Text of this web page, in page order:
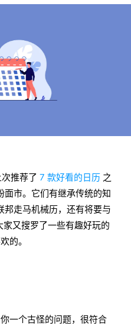
推荐了 7 款好看的日历 之
面市。它们有继承传统的知
邦走马机械历，还有将要与
又搜罗了一些有趣好玩的
的。
一个古怪的问题，很符合